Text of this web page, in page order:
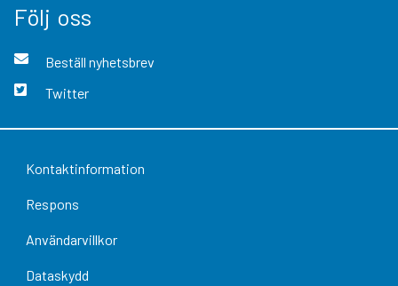
Följ oss
Beställ nyhetsbrev
Twitter
Kontaktinformation
Respons
Användarvillkor
Dataskydd